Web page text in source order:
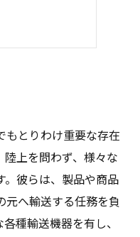
もとりわけ重要な存在
陸上を問わず、様々な
。彼らは、製品や商品
元へ輸送する任務を負
種輸送機器を有し、